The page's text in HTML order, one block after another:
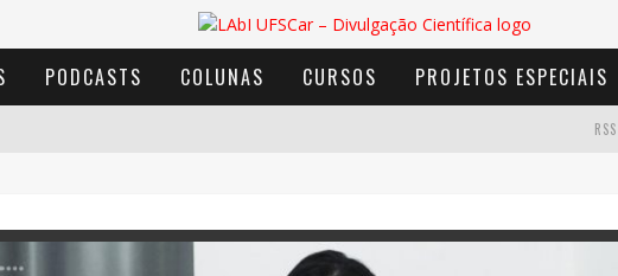
PODCASTS COLUNAS CURSOS PROJETOS ESPECIAIS
AVENTURA COM OS MOINHOS DE VENTO
RSS